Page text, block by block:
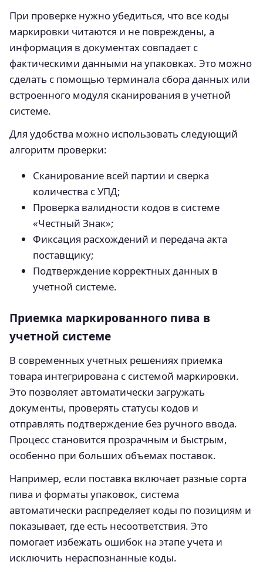
При проверке нужно убедиться, что все коды
маркировки читаются и не повреждены, а
информация в документах совпадает с
фактическими данными на упаковках. Это можно
сделать с помощью терминала сбора данных или
встроенного модуля сканирования в учетной
системе.
Для удобства можно использовать следующий
алгоритм проверки:
Сканирование всей партии и сверка
количества с УПД;
Проверка валидности кодов в системе
«Честный Знак»;
Фиксация расхождений и передача акта
поставщику;
Подтверждение корректных данных в
учетной системе.
Приемка маркированного пива в
учетной системе
В современных учетных решениях приемка
товара интегрирована с системой маркировки.
Это позволяет автоматически загружать
документы, проверять статусы кодов и
отправлять подтверждение без ручного ввода.
Процесс становится прозрачным и быстрым,
особенно при больших объемах поставок.
Например, если поставка включает разные сорта
пива и форматы упаковок, система
автоматически распределяет коды по позициям и
показывает, где есть несоответствия. Это
помогает избежать ошибок на этапе учета и
исключить нераспознанные коды.